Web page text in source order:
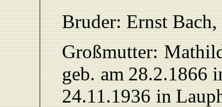
Bruder: Ernst
Großmutter:
geb. am 28.2.1866
24.11.1936 in L